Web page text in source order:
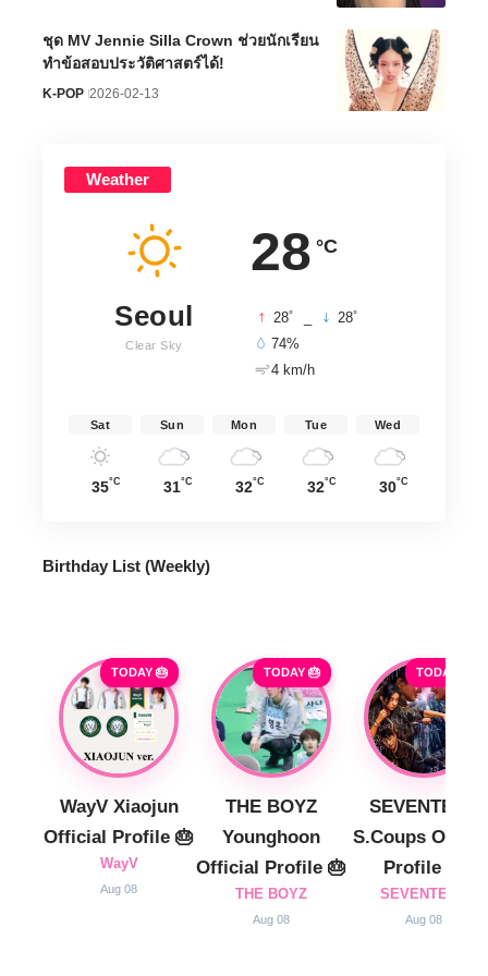
ชุด MV Jennie Silla Crown ช่วยนักเรียน
ทำข้อสอบประวัติศาสตร์ได้!
K-POP 2026-02-13
Weather
28 °C
Seoul
Clear Sky
28° 28°
74%
4 km/h
Sat
35°C
Sun
31°C
Mon
32°C
Tue
32°C
Wed
30°C
Birthday List (Weekly)
TODAY 🎂
WayV Xiaojun
Official Profile 🎂
WayV
Aug 08
TODAY 🎂
THE BOYZ
Younghoon
Official Profile 🎂
THE BOYZ
Aug 08
TODAY 🎂
SEVENTEEN
S.Coups
Profile 🎂
SEVENTEEN
Aug 08